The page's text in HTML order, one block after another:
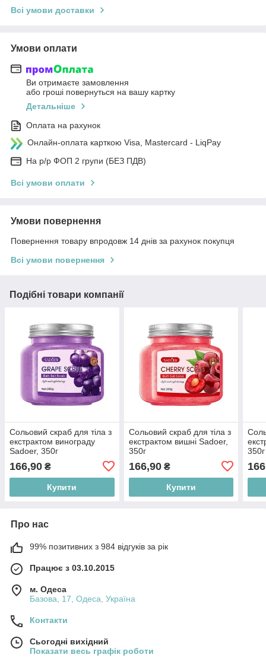
Всі умови доставки
Умови оплати
Ви отримаєте замовлення
або гроші повернуться на вашу картку
Детальніше
Оплата на рахунок
Онлайн-оплата карткою Visa, Mastercard - LiqPay
На р/р ФОП 2 групи (БЕЗ ПДВ)
Всі умови оплати
Умови повернення
Повернення товару впродовж 14 днів за рахунок покупця
Всі умови повернення
Подібні товари компанії
Сольовий скраб для тіла з
екстрактом винограду
Sadoer, 350г
166,90 ₴
Купити
Сольовий скраб для тіла з
екстрактом вишні Sadoer,
350г
166,90₴
Купити
350г
Про нас
99% позитивних з 984 відгуків за рік
Працює з 03.10.2015
м. Одеса
Базова, 17, Одеса, Україна
Контакти
Сьогодні вихідний
Показати весь графік роботи